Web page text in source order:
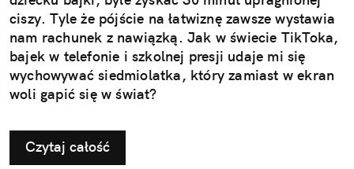
ciszy. Tyle że pójście na łatwiznę zawsze wystawia
nam rachunek z nawiązką. Jak w świecie TikToka,
bajek w telefonie i szkolnej presji udaje mi się
wychowywać siedmiolatka, który zamiast w ekran
woli gapić się w świat?
Czytaj całość